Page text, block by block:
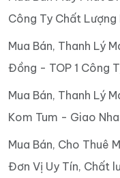
Công Ty Chất Lượng
Mua Bán, Thanh Lý
Đồng - TOP 1 Công
Mua Bán, Thanh Lý
Kom Tum - Giao
Mua Bán, Cho Thuê
Đơn Vị Uy Tín, Chất